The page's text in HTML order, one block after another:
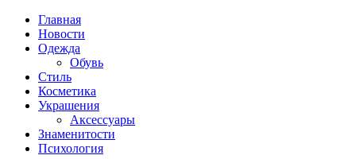
Главная
Новости
Одежда
Обувь
Стиль
Косметика
Украшения
Аксессуары
Знаменитости
Психология